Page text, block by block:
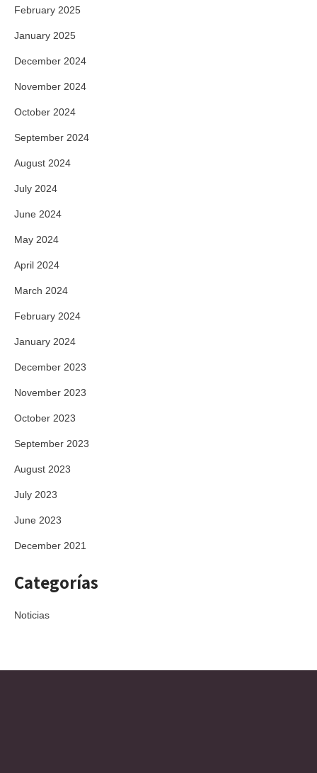
February 2025
January 2025
December 2024
November 2024
October 2024
September 2024
August 2024
July 2024
June 2024
May 2024
April 2024
March 2024
February 2024
January 2024
December 2023
November 2023
October 2023
September 2023
August 2023
July 2023
June 2023
December 2021
Categorías
Noticias